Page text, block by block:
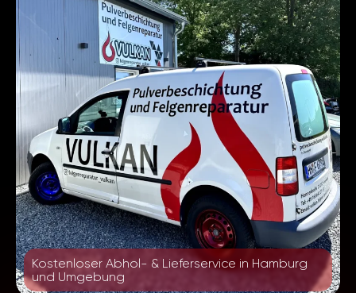
Kostenloser Abhol- & Lieferservice in Hamburg
und Umgebung